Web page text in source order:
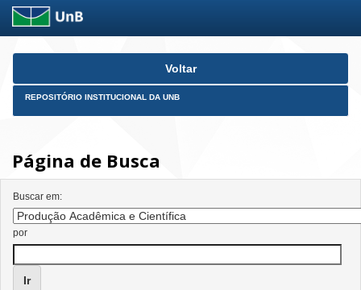
Skip
Voltar
REPOSITÓRIO INSTITUCIONAL DA UNB
Página de Busca
Buscar em:
por